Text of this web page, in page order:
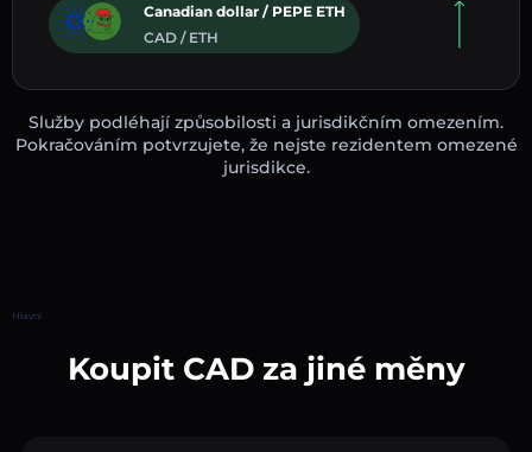
Canadian dollar / PEPE ETH
CAD / ETH
Služby podléhají způsobilosti a jurisdikčním omezením.
Pokračováním potvrzujete, že nejste rezidentem omezené
jurisdikce.
Hlavní
Koupit CAD za jiné měny